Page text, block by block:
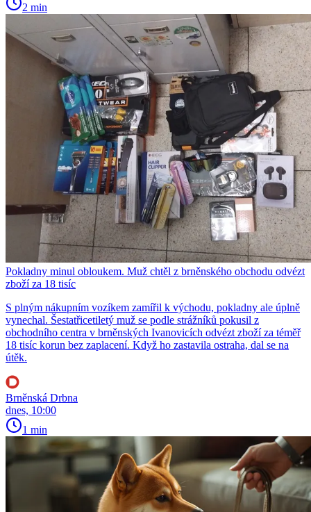
2 min
Pokladny minul obloukem. Muž chtěl z brněnského obchodu odvézt
zboží za 18 tisíc
S plným nákupním vozíkem zamířil k východu, pokladny ale úplně
vynechal. Šestatřicetiletý muž se podle strážníků pokusil z
obchodního centra v brněnských Ivanovicích odvézt zboží za téměř
18 tisíc korun bez zaplacení. Když ho zastavila ostraha, dal se na
útěk.
Brněnská Drbna
dnes, 10:00
1 min